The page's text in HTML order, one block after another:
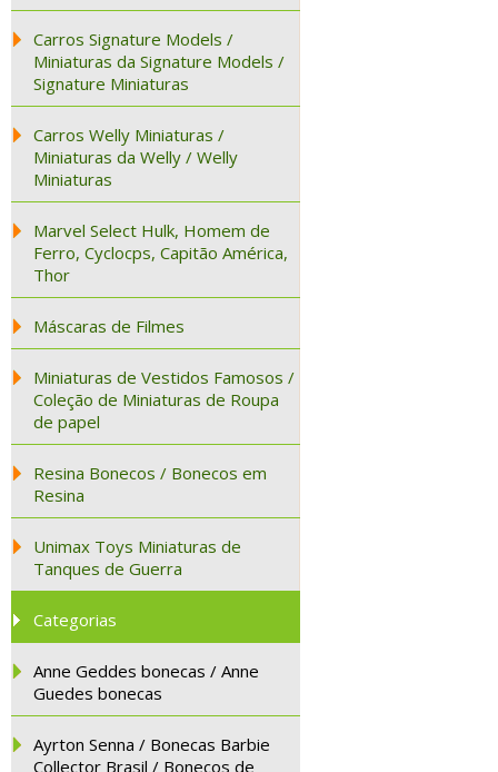
Carros Signature Models /
Miniaturas da Signature Models /
Signature Miniaturas
Carros Welly Miniaturas /
Miniaturas da Welly / Welly
Miniaturas
Marvel Select Hulk, Homem de
Ferro, Cyclocps, Capitão América,
Thor
Máscaras de Filmes
Miniaturas de Vestidos Famosos /
Coleção de Miniaturas de Roupa
de papel
Resina Bonecos / Bonecos em
Resina
Unimax Toys Miniaturas de
Tanques de Guerra
Categorias
Anne Geddes bonecas / Anne
Guedes bonecas
Ayrton Senna / Bonecas Barbie
Collector Brasil / Bonecos de